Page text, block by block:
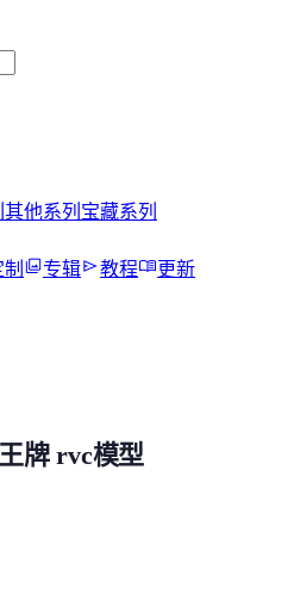
其他系列 宝藏系列
photo_library专辑send教程menu_book更新
牌 rvc模型
牌 rvc模型